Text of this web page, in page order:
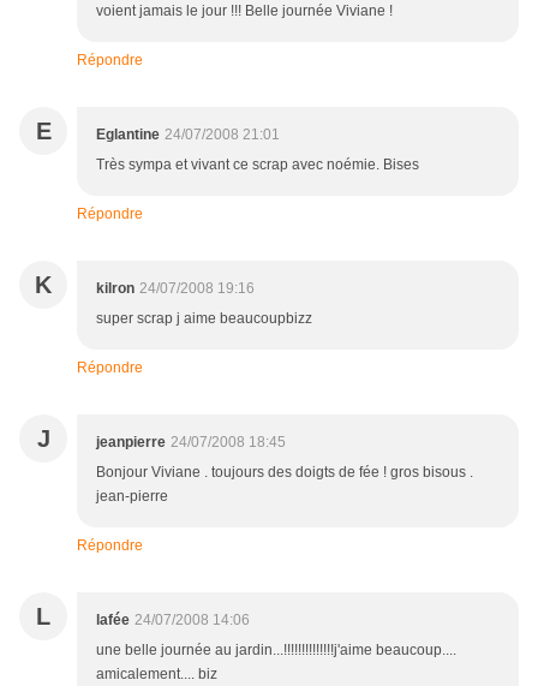
voient jamais le jour !!! Belle journée Viviane !
Répondre
E Eglantine 24/07/2008 21:01
Très sympa et vivant ce scrap avec noémie. Bises
Répondre
K kilron 24/07/2008 19:16
super scrap j aime beaucoupbizz
Répondre
J jeanpierre 24/07/2008 18:45
Bonjour Viviane . toujours des doigts de fée ! gros bisous .
jean-pierre
Répondre
L lafée 24/07/2008 14:06
une belle journée au jardin...!!!!!!!!!!!!!!j'aime beaucoup....
amicalement.... biz